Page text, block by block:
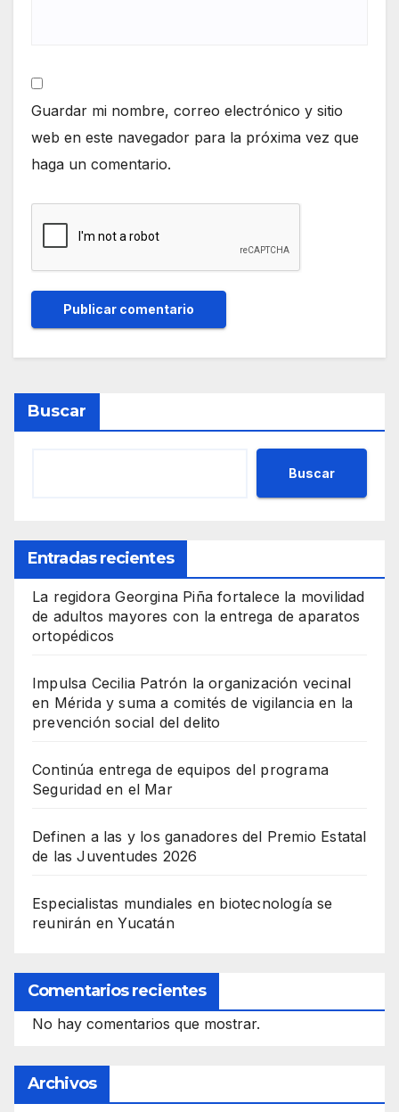
Guardar mi nombre, correo electrónico y sitio
web en este navegador para la próxima vez que
haga un comentario.
Buscar
Buscar
Entradas recientes
La regidora Georgina Piña fortalece la movilidad
de adultos mayores con la entrega de aparatos
ortopédicos
Impulsa Cecilia Patrón la organización vecinal
en Mérida y suma a comités de vigilancia en la
prevención social del delito
Continúa entrega de equipos del programa
Seguridad en el Mar
Definen a las y los ganadores del Premio Estatal
de las Juventudes 2026
Especialistas mundiales en biotecnología se
reunirán en Yucatán
Comentarios recientes
No hay comentarios que mostrar.
Archivos